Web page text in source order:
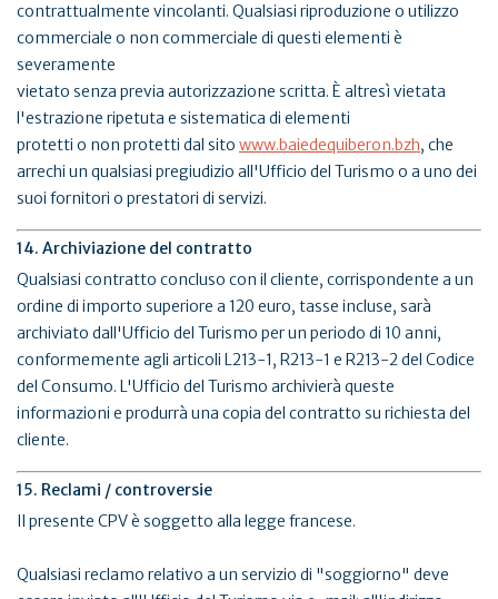
contrattualmente vincolanti. Qualsiasi riproduzione o utilizzo
commerciale o non commerciale di questi elementi è
severamente
vietato senza previa autorizzazione scritta. È altresì vietata
l'estrazione ripetuta e sistematica di elementi
protetti o non protetti dal sito www.baiedequiberon.bzh, che
arrechi un qualsiasi pregiudizio all'Ufficio del Turismo o a uno dei
suoi fornitori o prestatori di servizi.
14. Archiviazione del contratto
Qualsiasi contratto concluso con il cliente, corrispondente a un
ordine di importo superiore a 120 euro, tasse incluse, sarà
archiviato dall'Ufficio del Turismo per un periodo di 10 anni,
conformemente agli articoli L213-1, R213-1 e R213-2 del Codice
del Consumo. L'Ufficio del Turismo archivierà queste
informazioni e produrrà una copia del contratto su richiesta del
cliente.
15. Reclami / controversie
Il presente CPV è soggetto alla legge francese.
Qualsiasi reclamo relativo a un servizio di "soggiorno" deve